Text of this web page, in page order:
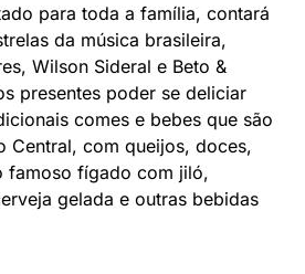
para toda a família, contará
da música brasileira,
Wilson Sideral e Beto &
presentes poder se deliciar
comes e bebes que são
Central, com queijos, doces,
famoso fígado com jiló,
gelada e outras bebidas